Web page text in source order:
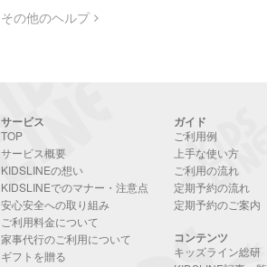
その他のヘルプ
サービス
TOP
サービス概要
KIDSLINEの想い
KIDSLINEでのマナー・注意点
安心安全への取り組み
ご利用料金について
家事代行のご利用について
ギフトを贈る
ガイド
ご利用例
上手な使い方
ご利用の流れ
定期予約の流れ
定期予約のご案内
コンテンツ
キッズライン総研